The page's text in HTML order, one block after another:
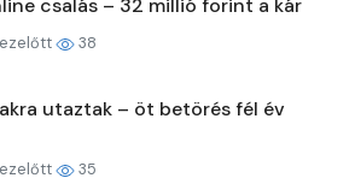
csalás – 32 millió forint a kár
38
utaztak – öt betörés fél év
35